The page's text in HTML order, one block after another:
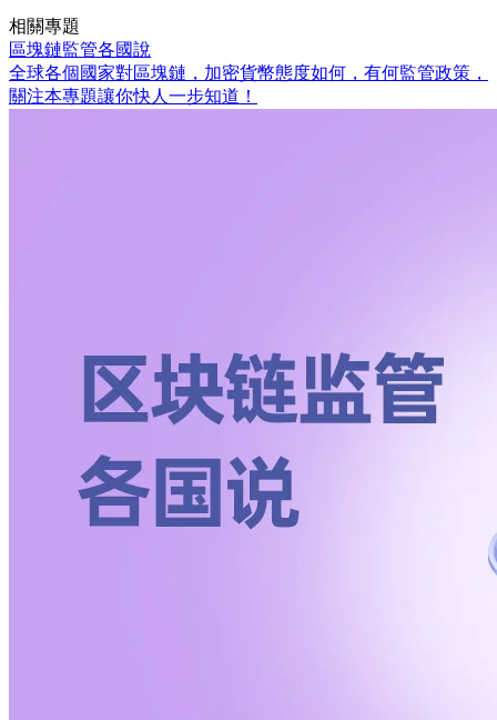
相關專題
區塊鏈監管各國說
全球各個國家對區塊鏈，加密貨幣態度如何，有何監管政策，
關注本專題讓你快人一步知道！